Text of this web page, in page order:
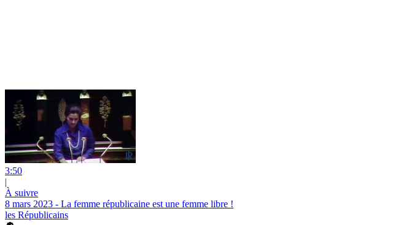
3:50
|
À suivre
8 mars 2023 - La femme républicaine est une femme libre !
les Républicains